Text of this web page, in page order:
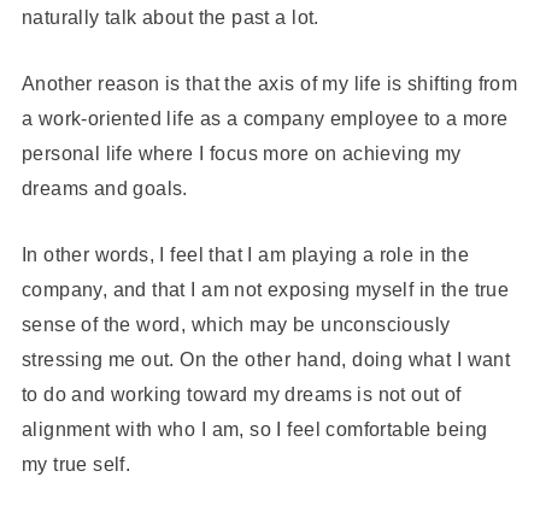
naturally talk about the past a lot.
Another reason is that the axis of my life is shifting from
a work-oriented life as a company employee to a more
personal life where I focus more on achieving my
dreams and goals.
In other words, I feel that I am playing a role in the
company, and that I am not exposing myself in the true
sense of the word, which may be unconsciously
stressing me out. On the other hand, doing what I want
to do and working toward my dreams is not out of
alignment with who I am, so I feel comfortable being
my true self.